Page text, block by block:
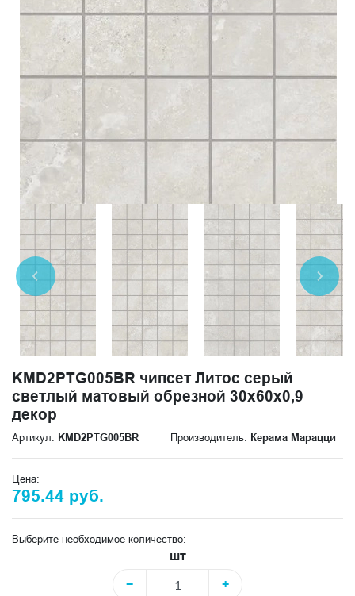
KMD2PTG005BR чипсет Литос серый
светлый матовый обрезной 30x60x0,9
декор
Артикул: KMD2PTG005BR Производитель: Керама Марацци
Цена:
795.44 руб.
Выберите необходимое количество:
шт
−
+